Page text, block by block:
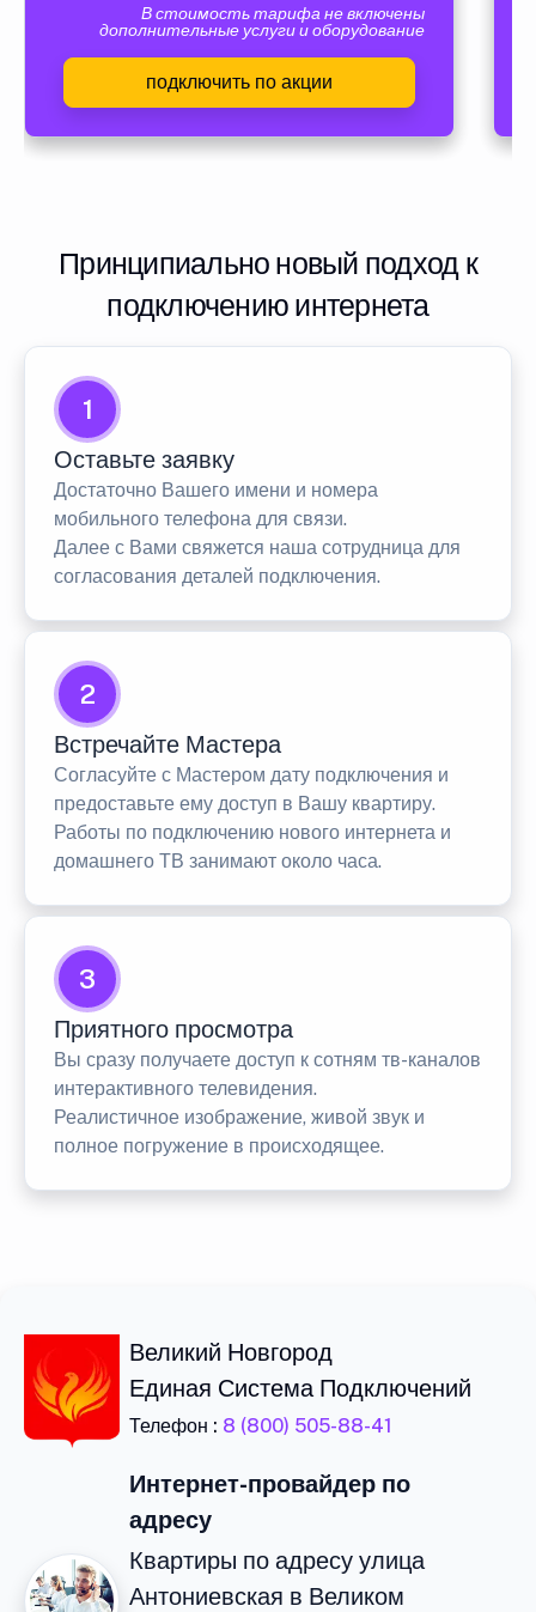
В стоимость тарифа не включены
дополнительные услуги и оборудование
подключить по акции
Принципиально новый подход к
подключению интернета
1
Оставьте заявку
Достаточно Вашего имени и номера
мобильного телефона для связи.
Далее с Вами свяжется наша сотрудница для
согласования деталей подключения.
2
Встречайте Мастера
Согласуйте с Мастером дату подключения и
предоставьте ему доступ в Вашу квартиру.
Работы по подключению нового интернета и
домашнего ТВ занимают около часа.
3
Приятного просмотра
Вы сразу получаете доступ к сотням тв-каналов
интерактивного телевидения.
Реалистичное изображение, живой звук и
полное погружение в происходящее.
Великий Новгород
Единая Система Подключений
Телефон : 8 (800) 505-88-41
Интернет-провайдер по
адресу
Квартиры по адресу улица
Антониевская в Великом